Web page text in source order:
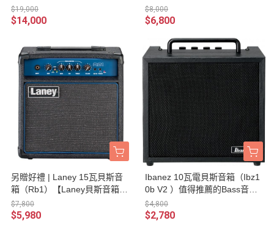
音箱專賣店/rb-3】
$19,000
$14,000
【音箱專賣店/英國大廠品牌/橘
子音箱】
$8,000
$6,800
另贈好禮 | Laney 15瓦貝斯音
箱（Rb1）【Laney貝斯音箱專
賣店/Rb-1】
$7,800
$5,980
Ibanez 10瓦電貝斯音箱（Ibz1
0b V2 ）值得推薦的Bass音箱
【Ibanez專賣店/Ibz-10b V2】
$4,800
$2,780